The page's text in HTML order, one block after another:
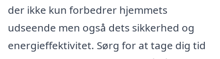
der ikke kun forbedrer hjemmets
udseende men også dets sikkerhed og
energieffektivitet. Sørg for at tage dig tid